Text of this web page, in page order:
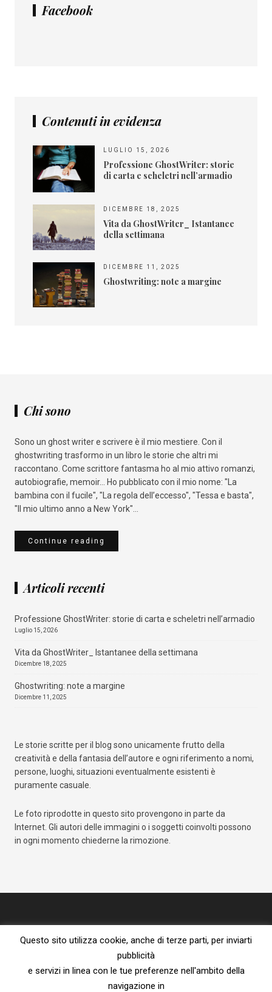
Facebook
Contenuti in evidenza
LUGLIO 15, 2026
Professione GhostWriter: storie
di carta e scheletri nell’armadio
DICEMBRE 18, 2025
Vita da GhostWriter_ Istantanee
della settimana
DICEMBRE 11, 2025
Ghostwriting: note a margine
Chi sono
Sono un ghost writer e scrivere è il mio mestiere. Con il
ghostwriting trasformo in un libro le storie che altri mi
raccontano. Come scrittore fantasma ho al mio attivo romanzi,
autobiografie, memoir... Ho pubblicato con il mio nome: "La
bambina con il fucile", "La regola dell’eccesso", "Tessa e basta",
"Il mio ultimo anno a New York"...
Continue reading
Articoli recenti
Professione GhostWriter: storie di carta e scheletri nell’armadio
Luglio 15, 2026
Vita da GhostWriter_ Istantanee della settimana
Dicembre 18, 2025
Ghostwriting: note a margine
Dicembre 11, 2025
Le storie scritte per il blog sono unicamente frutto della
creatività e della fantasia dell’autore e ogni riferimento a nomi,
persone, luoghi, situazioni eventualmente esistenti è
puramente casuale.
Le foto riprodotte in questo sito provengono in parte da
Internet. Gli autori delle immagini o i soggetti coinvolti possono
in ogni momento chiederne la rimozione.
Proprietà letteraria riservata – vietata la riproduzione senza l’espresso
Questo sito utilizza cookie, anche di terze parti, per inviarti
pubblicità
e servizi in linea con le tue preferenze nell'ambito della
navigazione in